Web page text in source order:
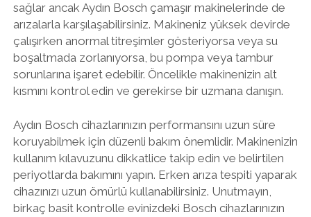
sağlar ancak Aydın Bosch çamaşır makinelerinde de
arızalarla karşılaşabilirsiniz. Makineniz yüksek devirde
çalışırken anormal titreşimler gösteriyorsa veya su
boşaltmada zorlanıyorsa, bu pompa veya tambur
sorunlarına işaret edebilir. Öncelikle makinenizin alt
kısmını kontrol edin ve gerekirse bir uzmana danışın.
Aydın Bosch cihazlarınızın performansını uzun süre
koruyabilmek için düzenli bakım önemlidir. Makinenizin
kullanım kılavuzunu dikkatlice takip edin ve belirtilen
periyotlarda bakımını yapın. Erken arıza tespiti yaparak
cihazınızı uzun ömürlü kullanabilirsiniz. Unutmayın,
birkaç basit kontrolle evinizdeki Bosch cihazlarınızın